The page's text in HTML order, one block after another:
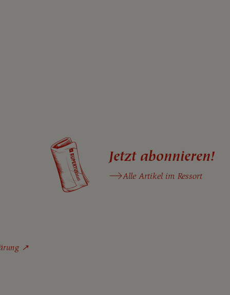
Jetzt abonnieren!
Alle Artikel im Ressort
↗